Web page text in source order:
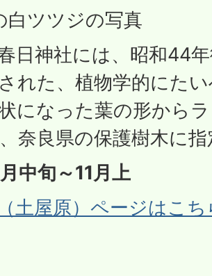
日神社には、昭和44
れた、植物学的にた
になった葉の形から
奈良県の保護樹木に
中旬～11月上
土屋原）ページはこち